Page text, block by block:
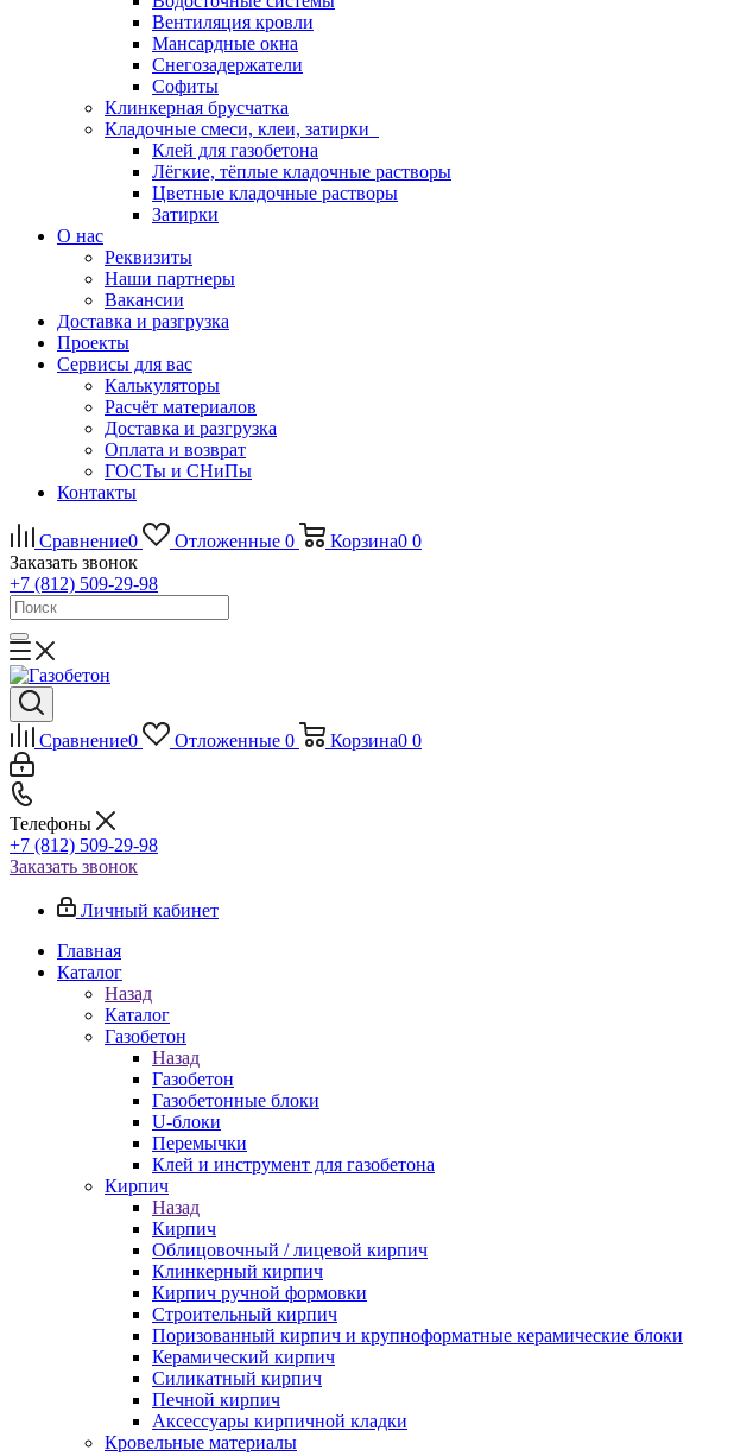
Вентиляция кровли
Мансардные окна
Снегозадержатели
Софиты
Клинкерная брусчатка
Кладочные смеси, клеи, затирки
Клей для газобетона
Лёгкие, тёплые кладочные растворы
Цветные кладочные растворы
Затирки
О нас
Реквизиты
Наши партнеры
Вакансии
Доставка и разгрузка
Проекты
Сервисы для вас
Калькуляторы
Расчёт материалов
Доставка и разгрузка
Оплата и возврат
ГОСТы и СНиПы
Контакты
Сравнение0 Отложенные 0 Корзина0 0
Заказать звонок
+7 (812) 509-29-98
Сравнение0 Отложенные 0 Корзина0 0
Телефоны
+7 (812) 509-29-98
Заказать звонок
Личный кабинет
Главная
Каталог
Назад
Каталог
Газобетон
Назад
Газобетон
Газобетонные блоки
U-блоки
Перемычки
Клей и инструмент для газобетона
Кирпич
Назад
Кирпич
Облицовочный / лицевой кирпич
Клинкерный кирпич
Кирпич ручной формовки
Строительный кирпич
Поризованный кирпич и крупноформатные керамические блоки
Керамический кирпич
Силикатный кирпич
Печной кирпич
Аксессуары кирпичной кладки
Кровельные материалы